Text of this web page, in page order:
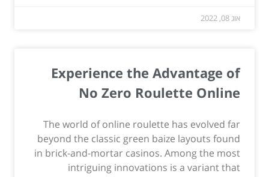
אוג 08, 2022
Experience the Advantage of
No Zero Roulette Online
The world of online roulette has evolved far
beyond the classic green baize layouts found
in brick-and-mortar casinos. Among the most
intriguing innovations is a variant that